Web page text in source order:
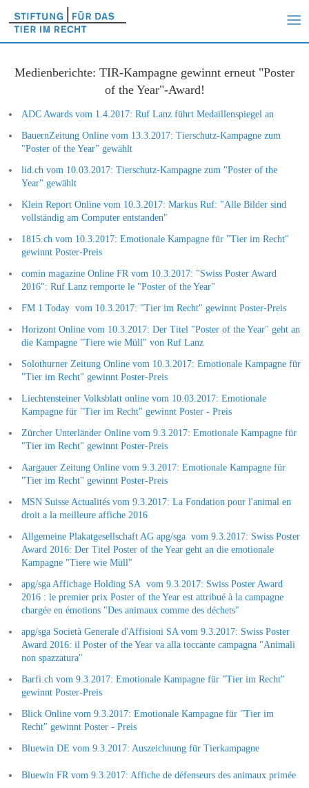
Medienberichte: TIR-Kampagne gewinnt erneut "Poster
of the Year"-Award!
ADC Awards vom 1.4.2017: Ruf Lanz führt Medaillenspiegel an
BauernZeitung Online vom 13.3.2017: Tierschutz-Kampagne zum
"Poster of the Year" gewählt
lid.ch vom 10.03.2017: Tierschutz-Kampagne zum "Poster of the
Year" gewählt
Klein Report Online vom 10.3.2017: Markus Ruf: "Alle Bilder sind
vollständig am Computer entstanden"
1815.ch vom 10.3.2017: Emotionale Kampagne für "Tier im Recht"
gewinnt Poster-Preis
comin magazine Online FR vom 10.3.2017: "Swiss Poster Award
2016": Ruf Lanz remporte le "Poster of the Year"
FM 1 Today vom 10.3.2017: "Tier im Recht" gewinnt Poster-Preis
Horizont Online vom 10.3.2017: Der Titel "Poster of the Year" geht an
die Kampagne "Tiere wie Müll" von Ruf Lanz
Solothurner Zeitung Online vom 10.3.2017: Emotionale Kampagne für
"Tier im Recht" gewinnt Poster-Preis
Liechtensteiner Volksblatt online vom 10.03.2017: Emotionale
Kampagne für "Tier im Recht" gewinnt Poster - Preis
Zürcher Unterländer Online vom 9.3.2017: Emotionale Kampagne für
"Tier im Recht" gewinnt Poster-Preis
Aargauer Zeitung Online vom 9.3.2017: Emotionale Kampagne für
"Tier im Recht" gewinnt Poster-Preis
MSN Suisse Actualités vom 9.3.2017: La Fondation pour l'animal en
droit a la meilleure affiche 2016
Allgemeine Plakatgesellschaft AG apg/sga vom 9.3.2017: Swiss Poster
Award 2016: Der Titel Poster of the Year geht an die emotionale
Kampagne "Tiere wie Müll"
apg/sga Affichage Holding SA vom 9.3.2017: Swiss Poster Award
2016 : le premier prix Poster of the Year est attribué à la campagne
chargée en émotions "Des animaux comme des déchets"
apg/sga Società Generale d'Affisioni SA vom 9.3.2017: Swiss Poster
Award 2016: il Poster of the Year va alla toccante campagna "Animali
non spazzatura"
Barfi.ch vom 9.3.2017: Emotionale Kampagne für "Tier im Recht"
gewinnt Poster-Preis
Blick Online vom 9.3.2017: Emotionale Kampagne für "Tier im
Recht" gewinnt Poster - Preis
Bluewin DE vom 9.3.2017: Auszeichnung für Tierkampagne
Bluewin FR vom 9.3.2017: Affiche de défenseurs des animaux primée